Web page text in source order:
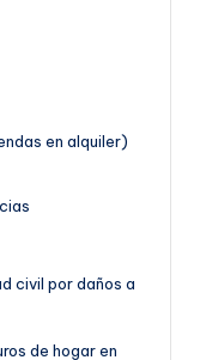
en alquiler)
civil por daños a
de hogar en